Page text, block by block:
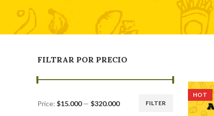
FILTRAR POR PRECIO
FILTER
Price: $15.000— $320.000
HOT